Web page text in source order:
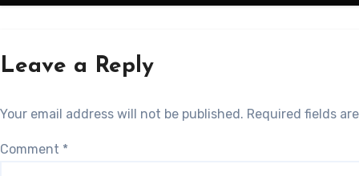
Leave a Reply
Your email address will not be published. Required fields
Comment *